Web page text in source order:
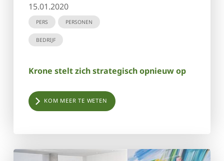
15.01.2020
PERS PERSONEN
BEDRIJF
Krone stelt zich strategisch opnieuw op
KOM MEER TE WETEN